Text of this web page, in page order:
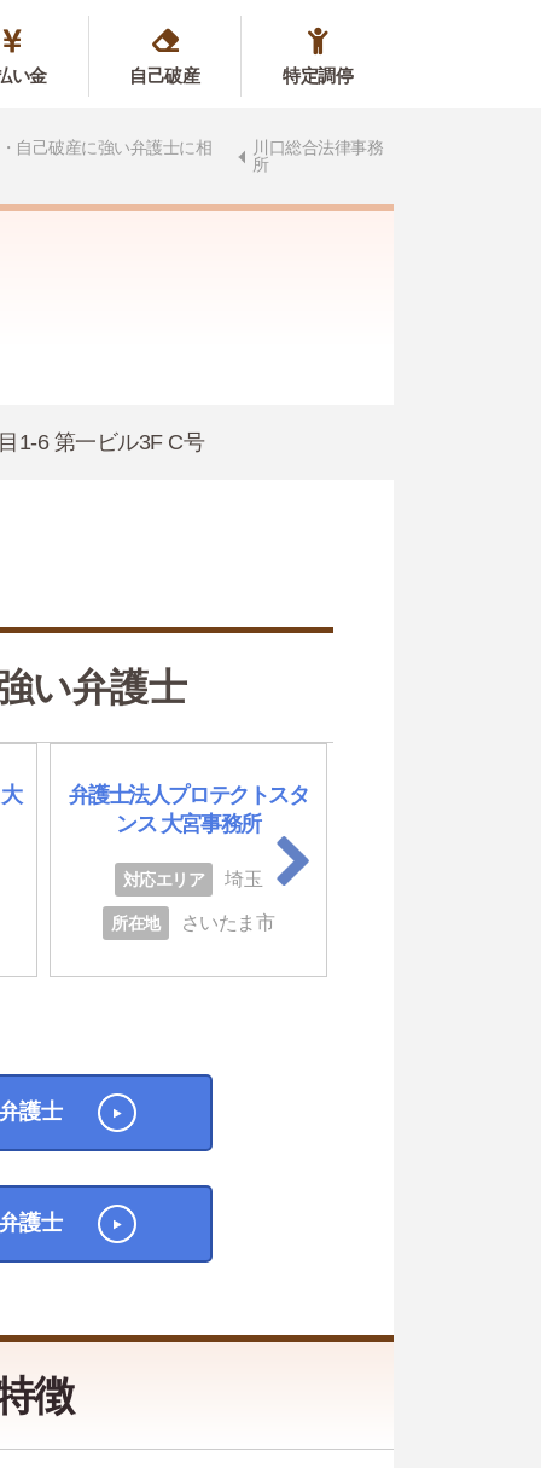
い金 自己破産 特定調停
自己破産に強い弁護士に相
川口総合法律事務
所
1-6 第一ビル3F C号
い弁護士
弁護士法人プロテクトスタ
ンス 大宮事務所
対応エリア 埼玉
所在地 さいたま市
護士
護士
徴